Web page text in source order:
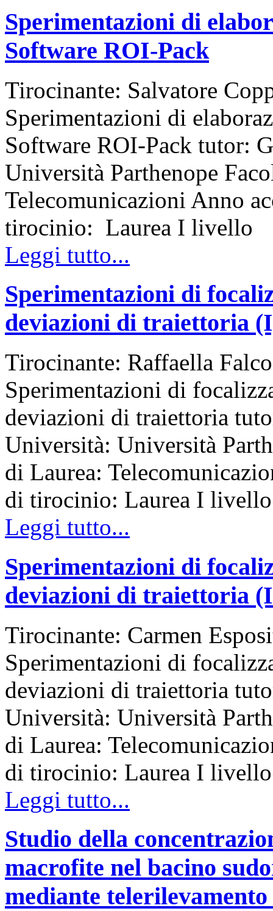
Sperimentazioni di
Software ROI-Pack
Tirocinante: Salvatore
Sperimentazioni di
Software ROI-Pack tutor:
Università Parthenope
Telecomunicazioni Anno
tirocinio: Laurea I livello
Leggi tutto...
Sperimentazioni di
deviazioni di traiettoria
Tirocinante: Raffaella
Sperimentazioni di
deviazioni di traiettoria
Università: Università
di Laurea:
di tirocinio: Laurea I livello
Leggi tutto...
Sperimentazioni di
deviazioni di traiettoria
Tirocinante: Carmen
Sperimentazioni di
deviazioni di traiettoria
Università: Università
di Laurea:
di tirocinio: Laurea I livello
Leggi tutto...
Studio della
macrofite nel bacino
mediante